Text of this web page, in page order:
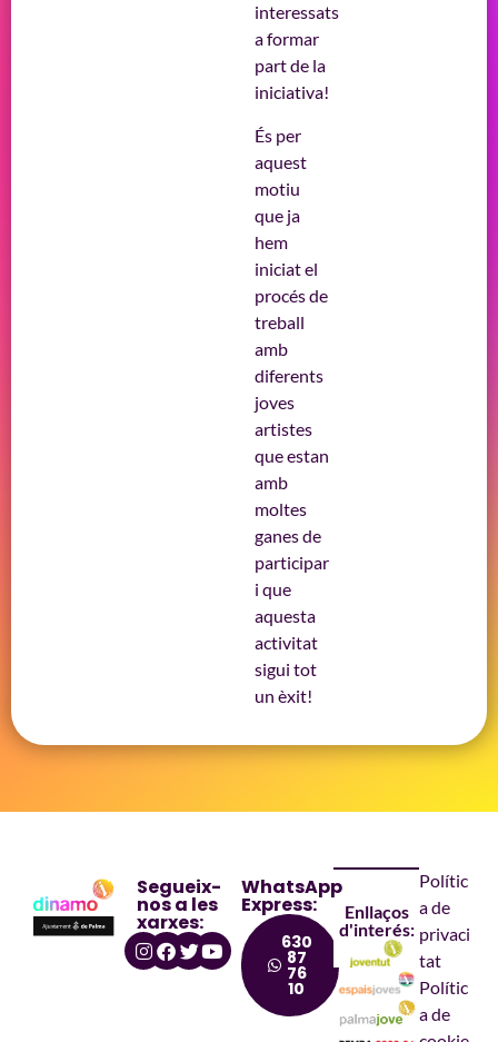
interessats
a formar
part de la
iniciativa!
És per
aquest
motiu
que ja
hem
iniciat el
procés de
treball
amb
diferents
joves
artistes
que estan
amb
moltes
ganes de
participar
i que
aquesta
activitat
sigui tot
un èxit!
Segueix-
nos a les
xarxes:
WhatsApp
Express:
630
87
76
10
Enllaços
d'interés:
Polític
a de
privaci
tat
Polític
a de